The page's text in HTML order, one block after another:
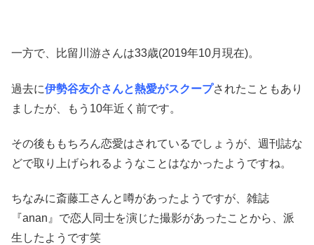
一方で、比留川游さんは33歳(2019年10月現在)。
過去に伊勢谷友介さんと熱愛がスクープされたこともあり
ましたが、もう10年近く前です。
その後ももちろん恋愛はされているでしょうが、週刊誌な
どで取り上げられるようなことはなかったようですね。
ちなみに斎藤工さんと噂があったようですが、雑誌
『anan』で恋人同士を演じた撮影があったことから、派
生したようです笑